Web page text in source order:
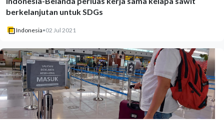
berkelanjutan untuk SDGs
Indonesia•02 Jul 2021